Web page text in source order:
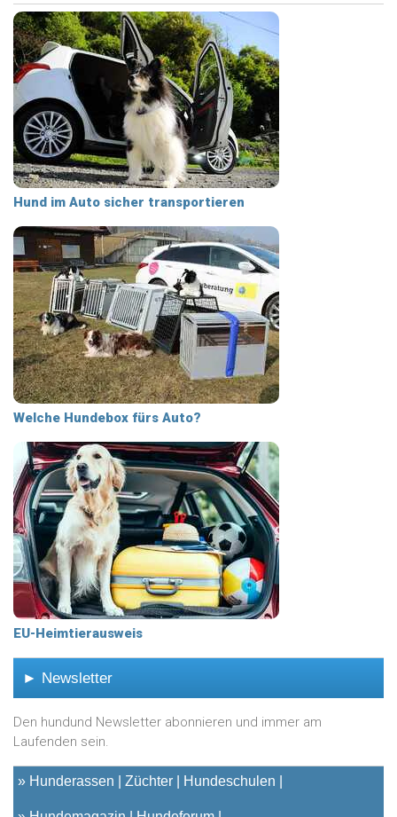
Hund im Auto sicher transportieren
Welche Hundebox fürs Auto?
EU-Heimtierausweis
► Newsletter
Den hundund Newsletter abonnieren und immer am
Laufenden sein.
» Hunderassen Züchter Hundeschulen